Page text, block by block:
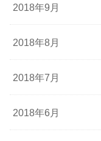
2018年9月
2018年8月
2018年7月
2018年6月